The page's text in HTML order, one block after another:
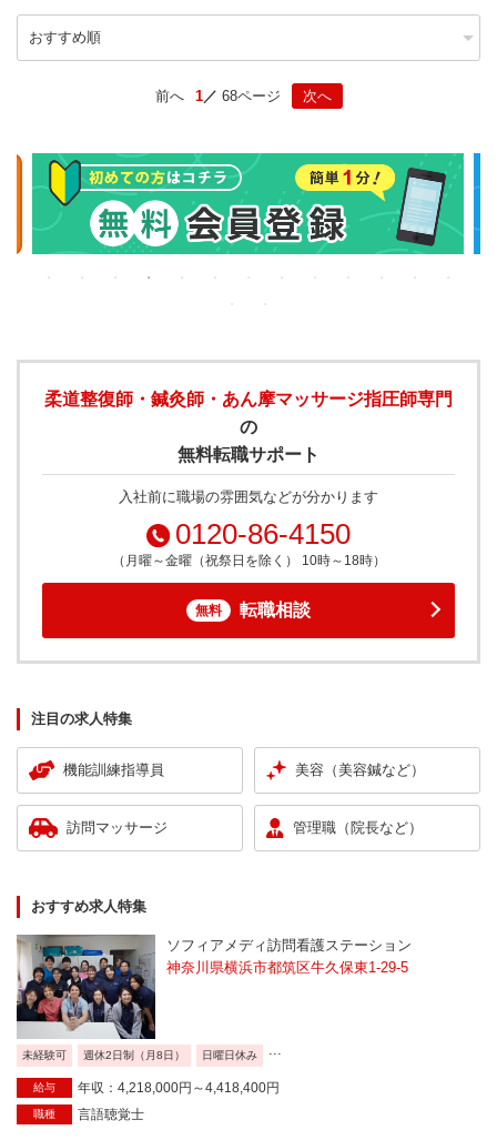
前へ 1 68ページ 次へ
柔道整復師・鍼灸師・あん摩マッサージ指圧師専門
の
無料転職サポート
入社前に職場の雰囲気などが分かります
0120-86-4150
（月曜～金曜（祝祭日を除く） 10時～18時）
無料 転職相談
注目の求人特集
機能訓練指導員 美容（美容鍼など）
訪問マッサージ 管理職（院長など）
おすすめ求人特集
ソフィアメディ訪問看護ステーション
神奈川県横浜市都筑区牛久保東1-29-5
未経験可 週休2日制（月8日） 日曜日休み
給与 年収：4,218,000円～4,418,400円
職種 言語聴覚士